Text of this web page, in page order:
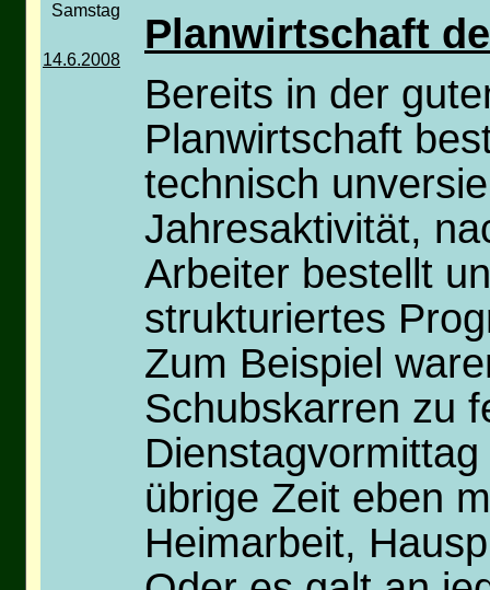
Samstag
14.6.2008
Planwirtschaft
Bereits in der
Planwirtschaft
technisch
Jahresaktivität,
Arbeiter bestellt
strukturiertes
Zum Beispiel
Schubskarren zu
übrige Zeit eben
Heimarbeit,